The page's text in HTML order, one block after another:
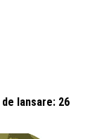
lansare: 26